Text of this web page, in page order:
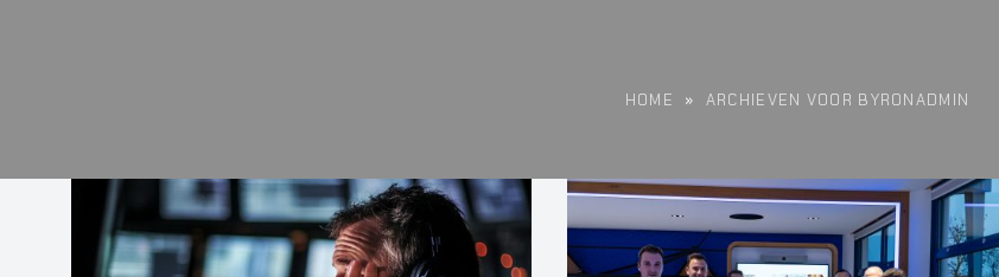
HOME » ARCHIEVEN VOOR BYRONADMIN